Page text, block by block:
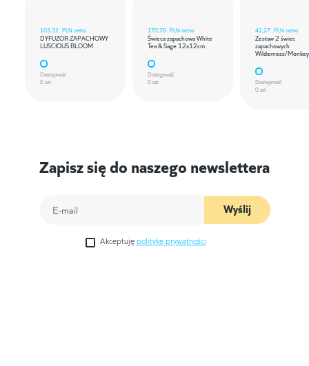
103,32 PLN netto
DYFUZOR ZAPACHOWY
LUSCIOUS BLOOM
Dostępność
0 szt.
170,76 PLN netto
Świeca zapachowa White
Tea & Sage 12x12cm
Dostępność
0 szt.
42,27 PLN netto
Zestaw 2 świec
zapachowych
Wilderness/Monkey
Dostępność
0 szt.
Zapisz się do naszego newslettera
Wyślij
Akceptuję politykę prywatności